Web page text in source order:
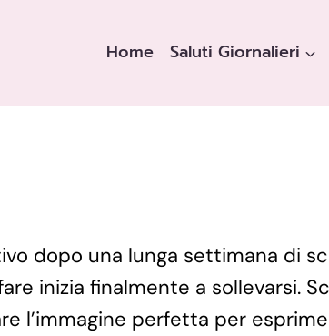
Home Saluti Giornalieri
dopo una lunga settimana di
inizia finalmente a sollevarsi.
l’immagine perfetta per